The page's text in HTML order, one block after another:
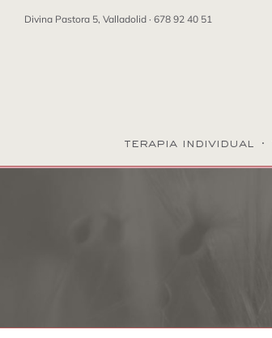
Divina Pastora 5, Valladolid · 678 92 40 51
terapia individual ·